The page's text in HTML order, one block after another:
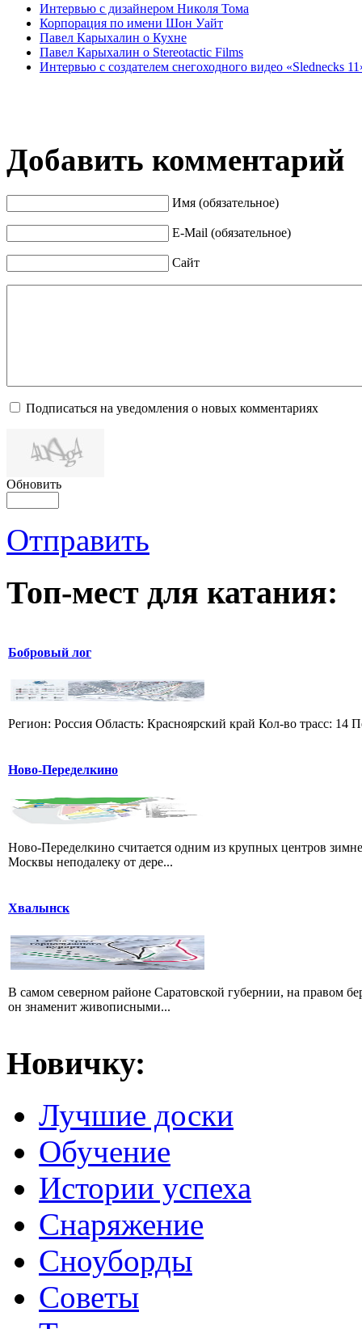
Интервью с дизайнером Николя Тома
Корпорация по имени Шон Уайт
Павел Карыхалин о Кухне
Павел Карыхалин о Stereotactic Films
Интервью с создателем снегоходного видео «Slednecks
Добавить комментарий
Имя (обязательное)
E-Mail (обязательное)
Сайт
Подписаться на уведомления о новых комментариях
Обновить
Отправить
Топ-мест для катания:
Бобровый лог
Регион: Россия Область: Красноярский край Кол-во трасс:
Ново-Переделкино
Ново-Переделкино считается одним из крупных центров
Москвы неподалеку от дере...
Хвалынск
В самом северном районе Саратовской губернии, на правом
он знаменит живописными...
Новичку:
Лучшие доски
Обучение
Истории успеха
Снаряжение
Сноуборды
Советы